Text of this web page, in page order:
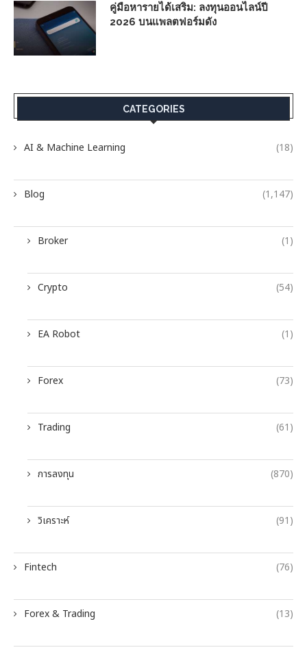
คู่มือหารายได้เสริม: ลงทุนออนไลน์ปี
2026 บนแพลตฟอร์มดัง
CATEGORIES
AI & Machine Learning (18)
Blog (1,147)
Broker (1)
Crypto (54)
EA Robot (1)
Forex (73)
Trading (61)
การลงทุน (870)
วิเคราะห์ (91)
Fintech (76)
Forex & Trading (13)